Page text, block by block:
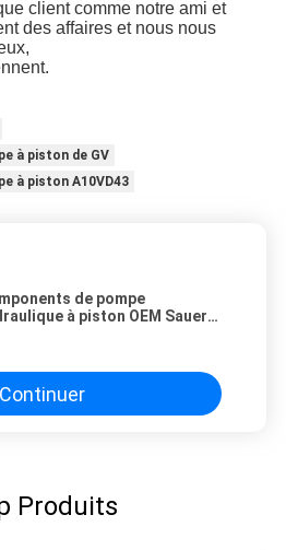
client comme notre ami et
des affaires et nous nous
à piston de GV
à piston A10VD43
de pompe
à piston OEM Sauer
Continuer
Produits